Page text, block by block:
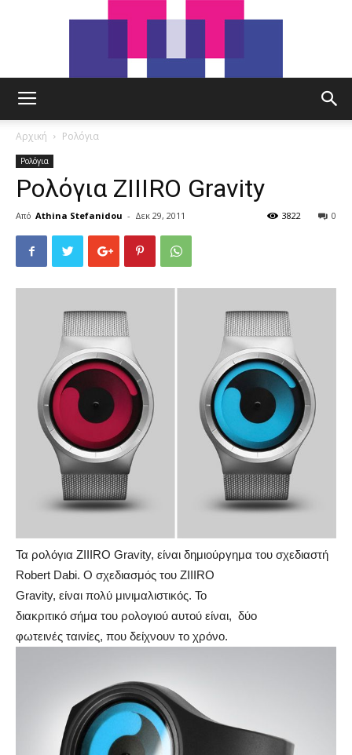
Αρχική Ρολόγια
Ρολόγια
Ρολόγια ZIIIRO Gravity
Από Athina Stefanidou - Δεκ 29, 2011 0
3822
Τα ρολόγια ZIIIRO Gravity, είναι δημιούργημα του σχεδιαστή
Robert Dabi. Ο σχεδιασμός του ZIIIRO
Gravity, είναι πολύ μινιμαλιστικός. Το
διακριτικό σήμα του ρολογιού αυτού είναι, δύο
φωτεινές ταινίες, που δείχνουν το χρόνο.